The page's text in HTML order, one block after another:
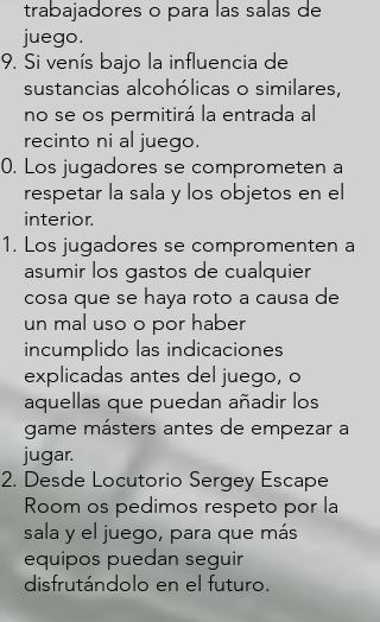
trabajadores o para las salas de
juego.
Si venís bajo la influencia de
sustancias alcohólicas o similares,
no se os permitirá la entrada al
recinto ni al juego.
Los jugadores se comprometen a
respetar la sala y los objetos en el
interior.
Los jugadores se compromenten a
asumir los gastos de cualquier
cosa que se haya roto a causa de
un mal uso o por haber
incumplido las indicaciones
explicadas antes del juego, o
aquellas que puedan añadir los
game másters antes de empezar a
jugar.
Desde Locutorio Sergey Escape
Room os pedimos respeto por la
sala y el juego, para que más
equipos puedan seguir
disfrutándolo en el futuro.